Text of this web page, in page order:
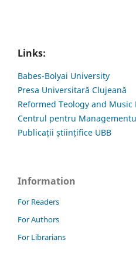
Links:
Babes-Bolyai University
Presa Universitară Clujeană
Reformed Teology and Music
Centrul pentru
Publicații științifice UBB
Information
For Readers
For Authors
For Librarians